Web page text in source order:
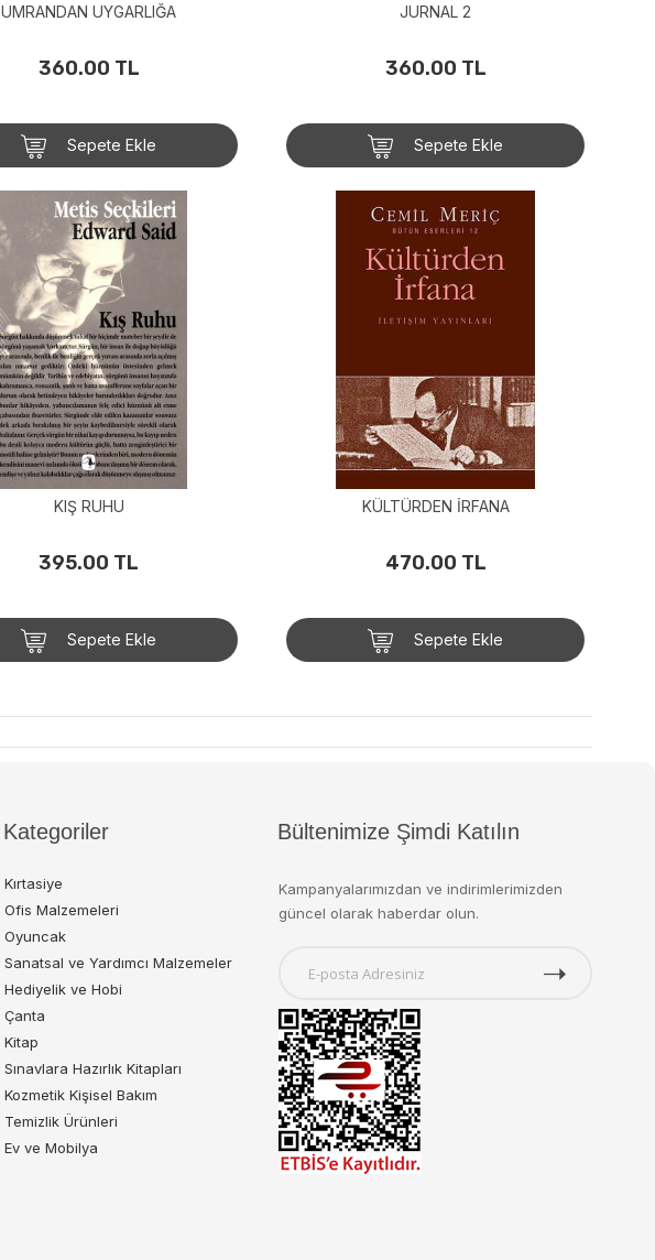
UMRANDAN UYGARLIĞA
360.00 TL
Sepete Ekle
JURNAL 2
360.00 TL
Sepete Ekle
KIŞ RUHU
395.00 TL
Sepete Ekle
KÜLTÜRDEN İRFANA
470.00 TL
Sepete Ekle
Kategoriler
Kırtasiye
Ofis Malzemeleri
Oyuncak
Sanatsal ve Yardımcı Malzemeler
Hediyelik ve Hobi
Çanta
Kitap
Sınavlara Hazırlık Kitapları
Kozmetik Kişisel Bakım
Temizlik Ürünleri
Ev ve Mobilya
Bültenimize Şimdi Katılın
Kampanyalarımızdan ve indirimlerimizden
güncel olarak haberdar olun.